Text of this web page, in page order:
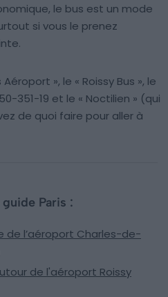
le bus est un mode
si vous le prenez
», le « Roissy Bus », le
351-19 et le « Noctilien » (qui
de quoi faire pour aller à
Paris :
de l’aéroport Charles-de-
de l'aéroport Roissy